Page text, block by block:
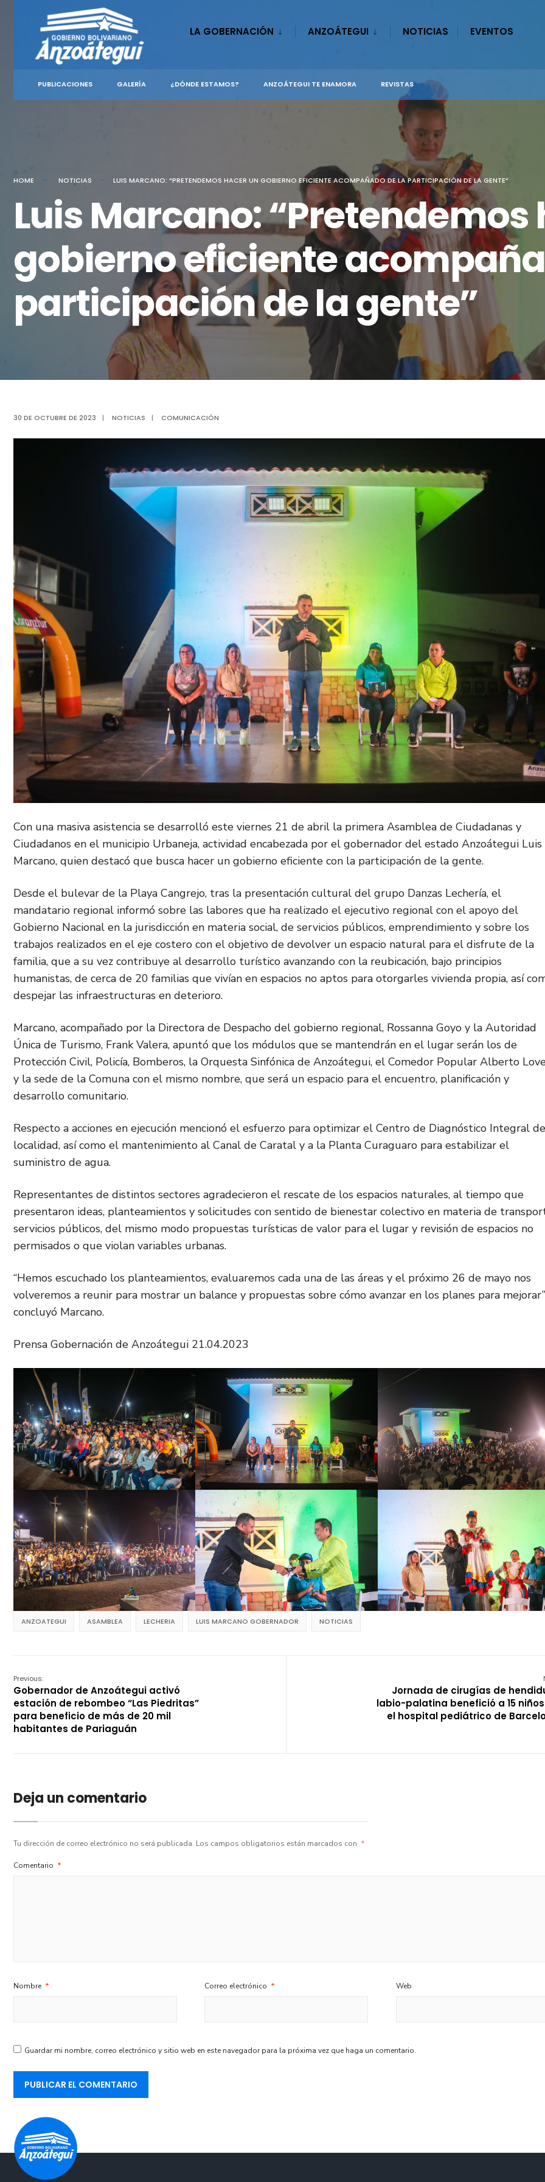
content
LA GOBERNACIÓN ANZOÁTEGUI NOTICIAS EVENTOS
PUBLICACIONES GALERÍA ¿DÓNDE ESTAMOS? ANZOÁTEGUI TE ENAMORA REVISTAS
HOME NOTICIAS LUIS MARCANO: “PRETENDEMOS HACER UN GOBIERNO EFICIENTE ACOMPAÑADO DE LA PARTICIPACIÓN DE LA GENTE”
Luis Marcano: “Pretendemos
gobierno eficiente
participación de la gente”
30 DE OCTUBRE DE 2023 | NOTICIAS | COMUNICACIÓN
Con una masiva asistencia se desarrolló este viernes 21 de abril la primera Asamblea de Ciudadanas y
Ciudadanos en el municipio Urbaneja, actividad encabezada por el gobernador del estado Anzoátegui Luis
Marcano, quien destacó que busca hacer un gobierno eficiente con la participación de la gente.
Desde el bulevar de la Playa Cangrejo, tras la presentación cultural del grupo Danzas Lechería, el
mandatario regional informó sobre las labores que ha realizado el ejecutivo regional con el apoyo del
Gobierno Nacional en la jurisdicción en materia social, de servicios públicos, emprendimiento y sobre los
trabajos realizados en el eje costero con el objetivo de devolver un espacio natural para el disfrute de la
familia, que a su vez contribuye al desarrollo turístico avanzando con la reubicación, bajo principios
humanistas, de cerca de 20 familias que vivían en espacios no aptos para otorgarles vivienda propia, así
despejar las infraestructuras en deterioro.
Marcano, acompañado por la Directora de Despacho del gobierno regional, Rossanna Goyo y la Autoridad
Única de Turismo, Frank Valera, apuntó que los módulos que se mantendrán en el lugar serán los de
Protección Civil, Policía, Bomberos, la Orquesta Sinfónica de Anzoátegui, el Comedor Popular Alberto
y la sede de la Comuna con el mismo nombre, que será un espacio para el encuentro, planificación y
desarrollo comunitario.
Respecto a acciones en ejecución mencionó el esfuerzo para optimizar el Centro de Diagnóstico Integral
localidad, así como el mantenimiento al Canal de Caratal y a la Planta Curaguaro para estabilizar el
suministro de agua.
Representantes de distintos sectores agradecieron el rescate de los espacios naturales, al tiempo que
presentaron ideas, planteamientos y solicitudes con sentido de bienestar colectivo en materia de
servicios públicos, del mismo modo propuestas turísticas de valor para el lugar y revisión de espacios no
permisados o que violan variables urbanas.
“Hemos escuchado los planteamientos, evaluaremos cada una de las áreas y el próximo 26 de mayo nos
volveremos a reunir para mostrar un balance y propuestas sobre cómo avanzar en los planes para
concluyó Marcano.
Prensa Gobernación de Anzoátegui 21.04.2023
ANZOATEGUI ASAMBLEA LECHERIA LUIS MARCANO GOBERNADOR NOTICIAS
Previous:
Gobernador de Anzoátegui activó
estación de rebombeo “Las Piedritas”
para beneficio de más de 20 mil
habitantes de Pariaguán
Jornada de cirugías de
labio-palatina benefició a 15
el hospital pediátrico de
Deja un comentario
Tu dirección de correo electrónico no será publicada. Los campos obligatorios están marcados con *
Comentario *
Nombre * Correo electrónico * Web
Guardar mi nombre, correo electrónico y sitio web en este navegador para la próxima vez que haga un comentario.